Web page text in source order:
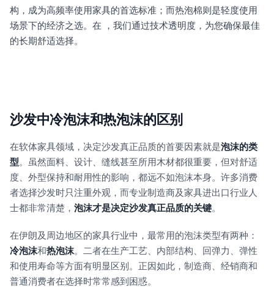
构，成为高频率使用家具的首选标准；而热泡棉则是轻度使用
场景下的经济之选。在 ，我们通过技术透明度，为您确保最佳
的长期舒适选择。
沙发中冷泡沫和热泡沫的区别
在软体家具领域，决定沙发真正品质的首要因素就是泡沫的类
型。虽然面料、设计、缝线甚至所用木材都很重要，但对舒适
度、外型保持和耐用性的影响，都远不如泡沫本身。许多消费
者选择沙发时只注重外观，而专业制造商及家具进出口行业人
士都非常清楚， 泡沫才是决定沙发真正品质的关键。
在伊朗及周边地区的家具行业中，最常用的泡沫类型有两种：
冷泡沫和热泡沫。二者在生产工艺、内部结构、回弹力、弹性
和使用寿命等方面有明显区别。正因如此，制造商、经销商和
普通消费者在选择时常常感到困惑。